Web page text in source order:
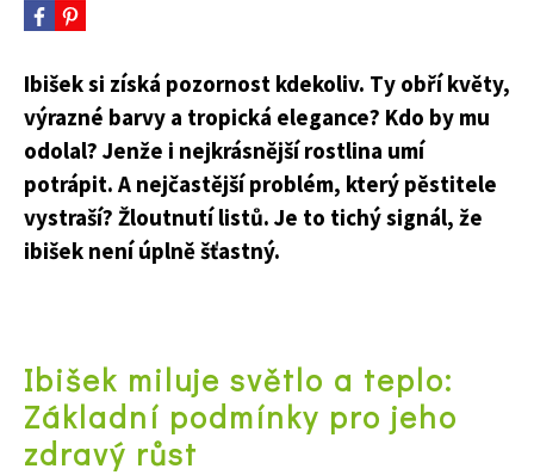
Ibišek si získá pozornost kdekoliv. Ty obří květy,
výrazné barvy a tropická elegance? Kdo by mu
odolal? Jenže i nejkrásnější rostlina umí
potrápit. A nejčastější problém, který pěstitele
vystraší? Žloutnutí listů. Je to tichý signál, že
ibišek není úplně šťastný.
Ibišek miluje světlo a teplo:
Základní podmínky pro jeho
zdravý růst